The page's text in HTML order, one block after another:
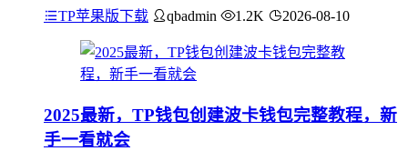
TP苹果版下载 qbadmin 1.2K 2026-08-10
2025最新，TP钱包创建波卡钱包完整教程，新
手一看就会